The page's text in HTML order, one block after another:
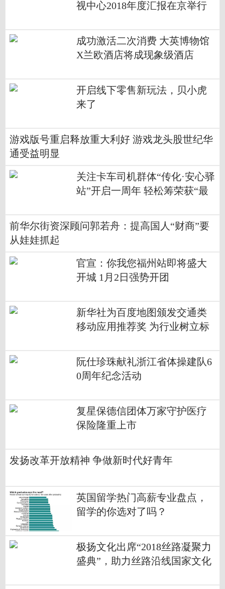
视中心2018年度汇报在京举行
成功激活二次消费 大英博物馆
X兰欧酒店将成现象级酒店
开启线下零售新玩法，贝小虎
来了
游戏版号重启释放重大利好 游戏龙头股世纪华
通受益明显
关注卡车司机群体“传化·安心驿
站”开启一周年 轻松筹荣获“最
前华尔街资深顾问郭若舟：提高国人“财商”要
从娃娃抓起
官宣：你我您福州站即将盛大
开城 1月2日强势开团
新华社为百度地图颁发交通类
移动应用推荐奖 为行业树立标
阮仕珍珠献礼浙江省体操建队6
0周年纪念活动
复星保德信团体万家守护医疗
保险隆重上市
发扬改革开放精神 争做新时代好青年
英国留学热门高薪专业盘点，
留学的你选对了吗？
极扬文化出席“2018丝路凝聚力
盛典”，助力丝路沿线国家文化